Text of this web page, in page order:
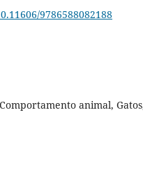
9786588082188
animal,